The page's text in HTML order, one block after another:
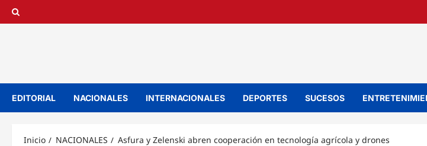
Saltar
EDITORIAL NACIONALES INTERNACIONALES DEPORTES SUCESOS
Inicio NACIONALES Asfura y Zelenski abren cooperación en tecnología agrícola y drones